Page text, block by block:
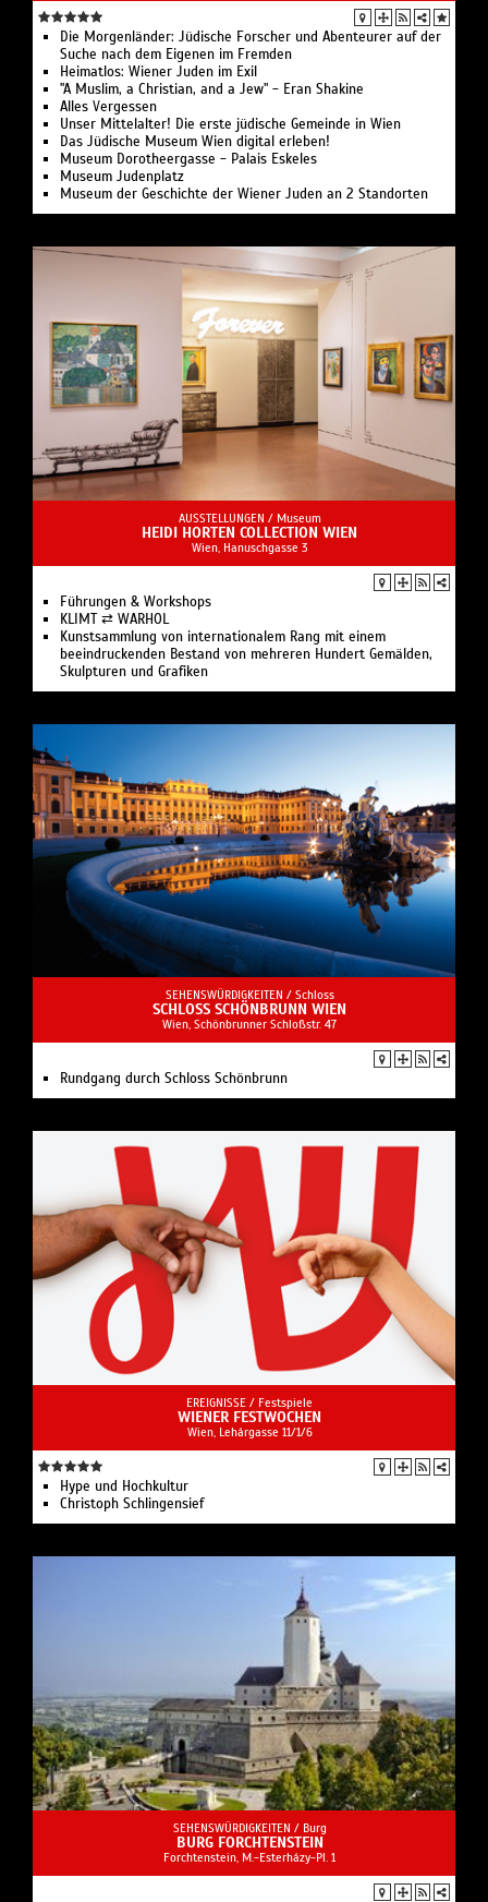
Die Morgenländer: Jüdische Forscher und Abenteurer auf der
Suche nach dem Eigenen im Fremden
Heimatlos: Wiener Juden im Exil
"A Muslim, a Christian, and a Jew" - Eran Shakine
Alles Vergessen
Unser Mittelalter! Die erste jüdische Gemeinde in Wien
Das Jüdische Museum Wien digital erleben!
Museum Dorotheergasse - Palais Eskeles
Museum Judenplatz
Museum der Geschichte der Wiener Juden an 2 Standorten
AUSSTELLUNGEN / Museum
HEIDI HORTEN COLLECTION WIEN
Wien, Hanuschgasse 3
Führungen & Workshops
KLIMT ⇄ WARHOL
Kunstsammlung von internationalem Rang mit einem
beeindruckenden Bestand von mehreren Hundert Gemälden,
Skulpturen und Grafiken
SEHENSWÜRDIGKEITEN / Schloss
SCHLOSS SCHÖNBRUNN WIEN
Wien, Schönbrunner Schloßstr. 47
Rundgang durch Schloss Schönbrunn
EREIGNISSE / Festspiele
WIENER FESTWOCHEN
Wien, Lehárgasse 11/1/6
Hype und Hochkultur
Christoph Schlingensief
SEHENSWÜRDIGKEITEN / Burg
BURG FORCHTENSTEIN
Forchtenstein, M.-Esterházy-Pl. 1